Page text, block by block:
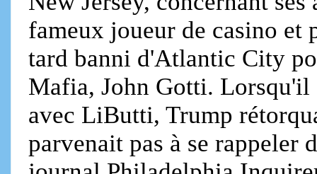
fameux joueur de casino et
tard banni d'Atlantic City
Mafia, John Gotti. Lorsqu'il
avec LiButti, Trump
parvenait pas à se rappeler